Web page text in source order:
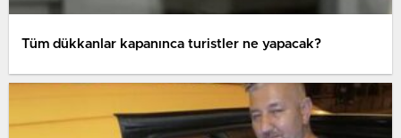
Tüm dükkanlar kapanınca turistler ne yapacak?